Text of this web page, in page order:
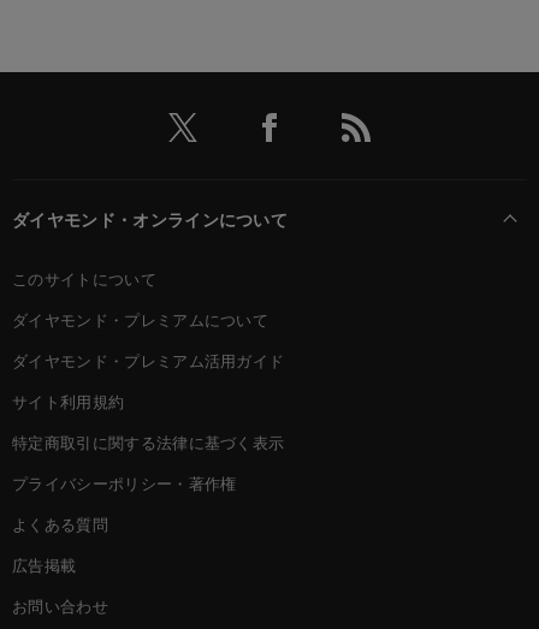
ダイヤモンド・オンラインについて
このサイトについて
ダイヤモンド・プレミアムについて
ダイヤモンド・プレミアム活用ガイド
サイト利用規約
特定商取引に関する法律に基づく表示
プライバシーポリシー・著作権
よくある質問
広告掲載
お問い合わせ